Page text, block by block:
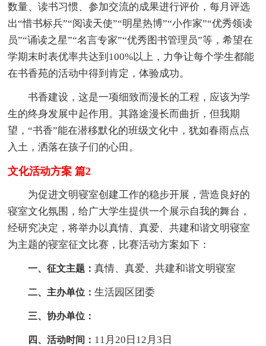
数量、读书习惯、参加交流的成果进行评价，每月评选
出“惜书标兵”“阅读天使”“明星热博”“小作家”“优秀领读
员”“诵读之星”“名言专家”“优秀图书管理员”等，希望在
学期末时表优率共达到100%以上，力争让每个学生都能
在书香苑的活动中得到肯定，体验成功。
书香建设，这是一项细致而漫长的工程，应该为学
生的终身发展中起作用。其路途漫长而曲折，但我期
望，“书香”能在潜移默化的班级文化中，犹如春雨点点
入土，洒落在孩子们的心田。
文化活动方案 篇2
为促进文明寝室创建工作的稳步开展，营造良好的
寝室文化氛围，给广大学生提供一个展示自我的舞台，
经研究决定，将举办以真情、真爱、共建和谐文明寝室
为主题的寝室征文比赛，比赛活动方案如下：
一、征文主题：真情、真爱、共建和谐文明寝室
二、主办单位：生活园区团委
三、协办单位：
四、活动时间： 11月20日12月3日